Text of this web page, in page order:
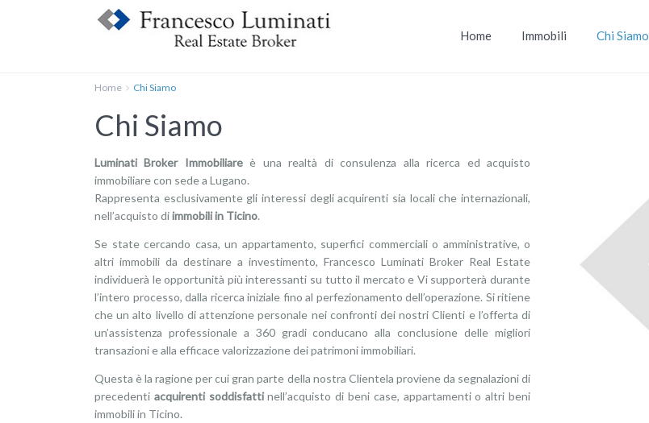
Home Immobili Chi Siamo
Home Chi Siamo
Chi Siamo
Luminati Broker Immobiliareè una realtà di consulenza alla ricerca ed acquisto
immobiliare con sede a Lugano.
Rappresenta esclusivamente gli interessi degli acquirenti sia locali che internazionali,
nell’acquisto diimmobili in Ticino.
Se state cercando casa, un appartamento, superfici commerciali o amministrative, o
altri immobili da destinare a investimento, Francesco Luminati Broker Real Estate
individuerà le opportunità più interessanti su tutto il mercato e Vi supporterà durante
l’intero processo, dalla ricerca iniziale fino al perfezionamento dell’operazione. Si ritiene
che un alto livello di attenzione personale nei confronti dei nostri Clienti e l’offerta di
un’assistenza professionale a 360 gradi conducano alla conclusione delle migliori
transazioni e alla efficace valorizzazione dei patrimoni immobiliari.
Questa è la ragione per cui gran parte della nostra Clientela proviene da segnalazioni di
precedenti acquirenti soddisfatti nell’acquisto di beni case, appartamenti o altri beni
immobili in Ticino.